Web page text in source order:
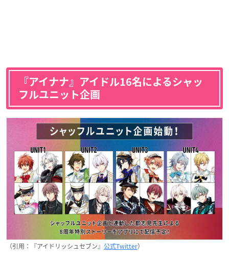
『アイナナ』アイドル16名によるシャッ
フルユニット企画
（引用：『アイドリッシュセブン』 公式Twitter）